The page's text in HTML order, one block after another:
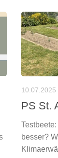
10.07.2025
PS St.
besser?